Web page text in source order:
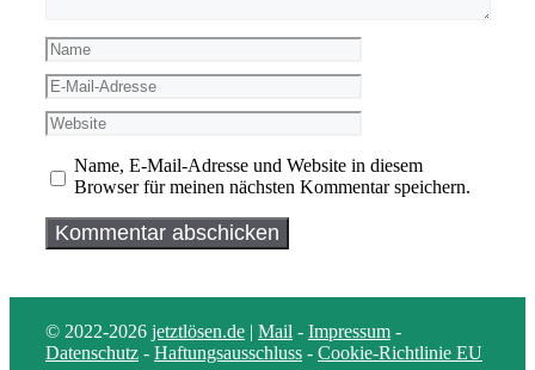
Name
E-
Mail-
Adresse
Website
Name, E-Mail-Adresse und Website in diesem
Browser für meinen nächsten Kommentar speichern.
© 2022-2026 jetztlösen.de | Mail - Impressum -
Datenschutz - Haftungsausschluss - Cookie-Richtlinie EU